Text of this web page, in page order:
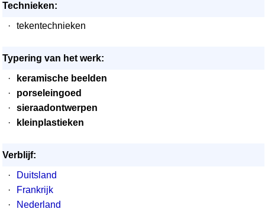
Technieken:
·
tekentechnieken
Typering van het werk:
·
keramische beelden
·
porseleingoed
·
sieraadontwerpen
·
kleinplastieken
Verblijf:
·
Duitsland
·
Frankrijk
·
Nederland